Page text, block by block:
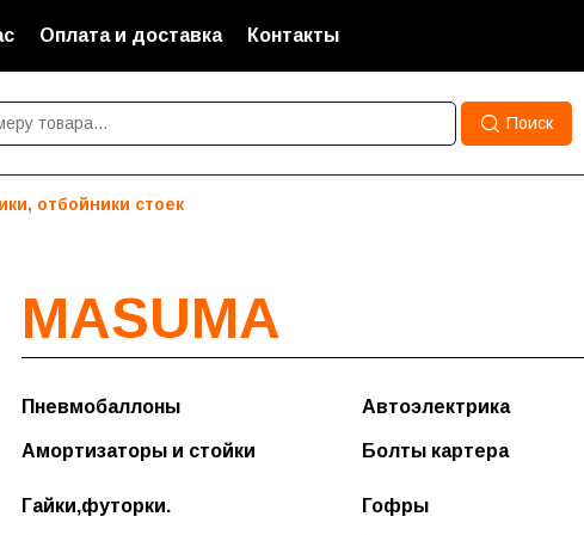
Оплата и доставка Контакты
Поиск
отбойники стоек
MASUMA
Пневмобаллоны
Автоэлектрика
Сигналы звуковые
Амортизаторы и стойки Болты картера
Гайки,футорки.
Гофры